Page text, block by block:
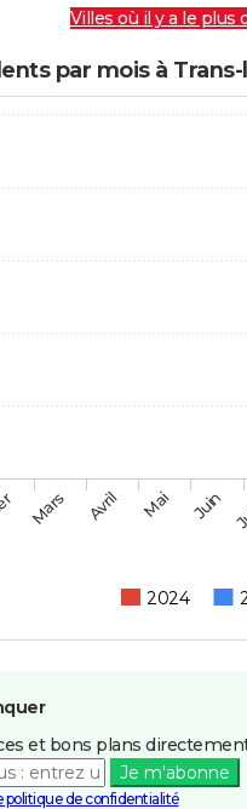
Villes où il y a le plus
par mois à
2024
Mars Avril Mai Juin
et bons plans
Je m'abonne
politique de confidentialité